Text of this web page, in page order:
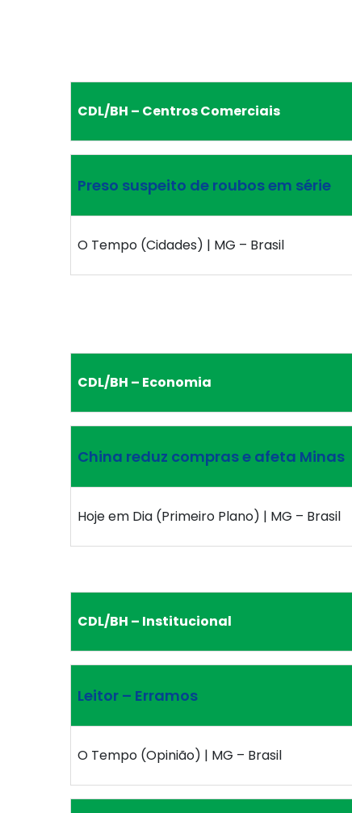
CDL/BH – Centros Comerciais
Preso suspeito de roubos em série
O Tempo (Cidades) | MG – Brasil
CDL/BH – Economia
China reduz compras e afeta Minas
Hoje em Dia (Primeiro Plano) | MG – Brasil
CDL/BH – Institucional
Leitor – Erramos
O Tempo (Opinião) | MG – Brasil